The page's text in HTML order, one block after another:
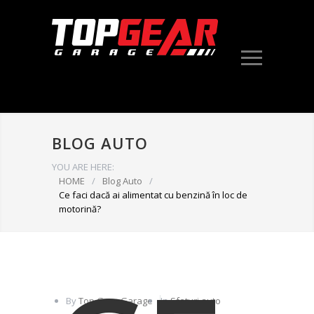
BLOG AUTO
YOU ARE HERE:
HOME
/ Blog Auto
/
Ce faci dacă ai alimentat cu benzină în loc de
motorină?
ByTop Gear Garage InSfaturi auto